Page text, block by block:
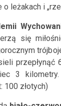
leżakach i
się
3
100 złotych)